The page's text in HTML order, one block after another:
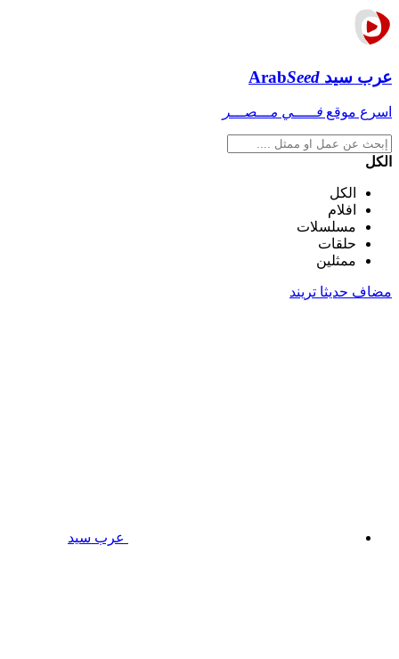
عرب سيد ArabSeed
اسرع موقع فـــــي مـــصـــر
الكل
الكل
افلام
مسلسلات
حلقات
ممثلين
مضاف حديثا تريند
عرب سيد